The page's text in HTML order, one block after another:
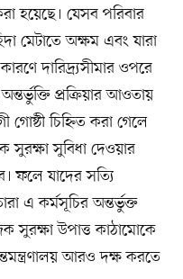
হয়েছে। যেসব পরিবার
মেটাতে অক্ষম এবং যারা
দারিদ্র্যসীমার ওপরে
প্রক্রিয়ার আওতায়
চিহ্নিত করা গেলে
সুরক্ষা সুবিধা দেওয়ার
ফলে যাদের সত্যি
এ কর্মসূচির অন্তর্ভুক্ত
সুরক্ষা উপাত্ত কাঠামোকে
আরও দক্ষ করতে